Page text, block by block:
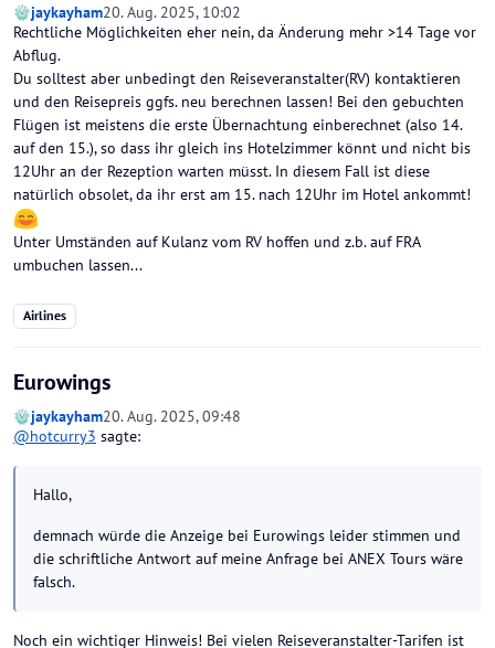
jaykayham20. Aug. 2025, 10:02
Rechtliche Möglichkeiten eher nein, da Änderung mehr >14 Tage vor
Abflug.
Du solltest aber unbedingt den Reiseveranstalter(RV) kontaktieren
und den Reisepreis ggfs. neu berechnen lassen! Bei den gebuchten
Flügen ist meistens die erste Übernachtung einberechnet (also 14.
auf den 15.), so dass ihr gleich ins Hotelzimmer könnt und nicht bis
12Uhr an der Rezeption warten müsst. In diesem Fall ist diese
natürlich obsolet, da ihr erst am 15. nach 12Uhr im Hotel ankommt!
Unter Umständen auf Kulanz vom RV hoffen und z.b. auf FRA
umbuchen lassen...
Airlines
Eurowings
jaykayham20. Aug. 2025, 09:48
@hotcurry3 sagte:
Hallo,
demnach würde die Anzeige bei Eurowings leider stimmen und
die schriftliche Antwort auf meine Anfrage bei ANEX Tours wäre
falsch.
Noch ein wichtiger Hinweis! Bei vielen Reiseveranstalter-Tarifen ist